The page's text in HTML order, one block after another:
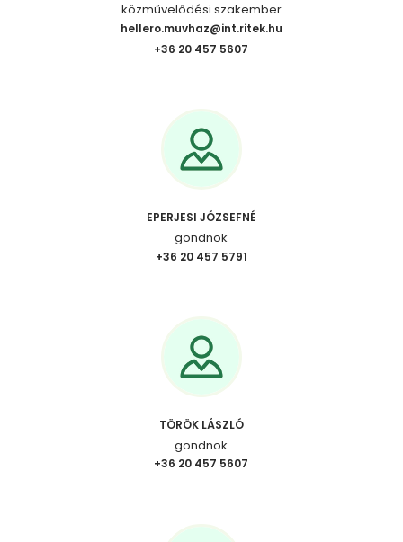
közművelődési szakember
hellero.muvhaz@int.ritek.hu
+36 20 457 5607
EPERJESI JÓZSEFNÉ
gondnok
+36 20 457 5791
TÖRÖK LÁSZLÓ
gondnok
+36 20 457 5607